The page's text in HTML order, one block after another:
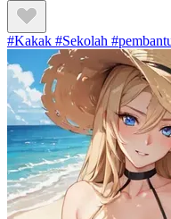
#Kakak #Sekolah